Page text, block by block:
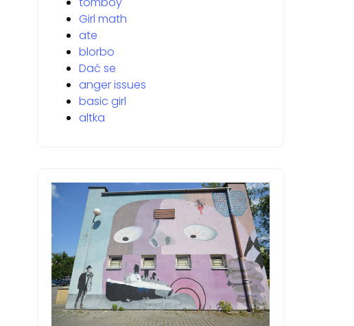
Girl math
ate
blorbo
Dać se
anger issues
basic girl
altka